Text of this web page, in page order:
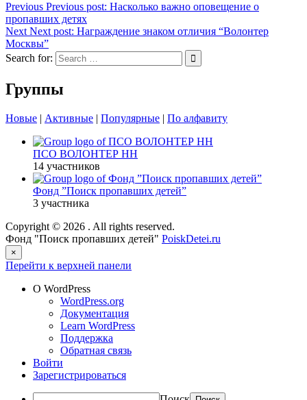
Previous Previous post: Насколько важно оповещение о
пропавших детях
Next Next post: Награждение знаком отличия “Волонтер
Москвы”
Search for:
Группы
Новые | Активные | Популярные | По алфавиту
ПСО ВОЛОНТЕР НН
14 участников
Фонд ”Поиск пропавших детей”
3 участника
Copyright © 2026 . All rights reserved.
Фонд "Поиск пропавших детей" PoiskDetei.ru
×
Перейти к верхней панели
О WordPress
WordPress.org
Документация
Learn WordPress
Поддержка
Обратная связь
Войти
Зарегистрироваться